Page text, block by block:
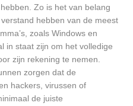
Zo is het van belang
hebben van de meest
zoals Windows en
in staat zijn om het volledige
zijn rekening te nemen.
zorgen dat de
hackers, virussen of
de juiste